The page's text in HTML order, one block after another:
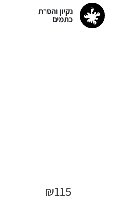
נקיון והסרת
כתמים
₪115